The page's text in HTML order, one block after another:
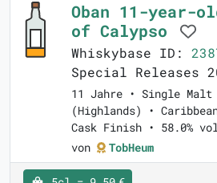
Oban 11-year-
of Calypso
Whiskybase ID:
Special Releases
11 Jahre • Single
(Highlands) •
Cask Finish • 58.0%
von
TobHeum